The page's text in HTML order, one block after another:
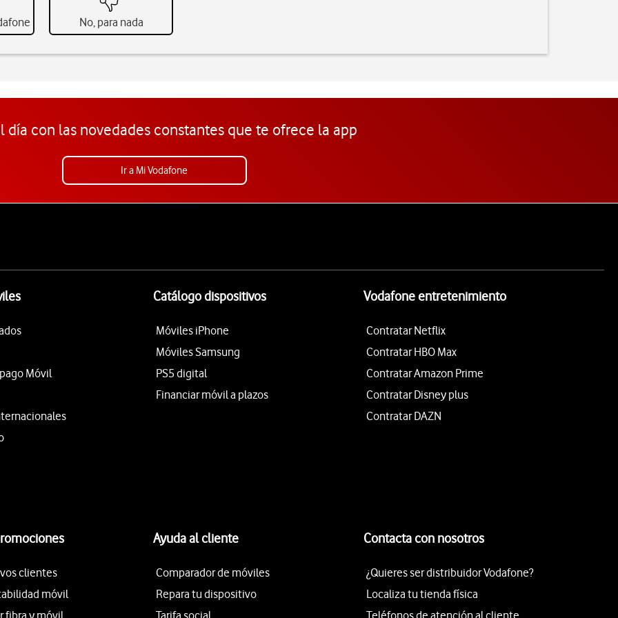
No, para nada
día con las novedades constantes que te ofrece la app
Ir a Mi Vodafone
Móvil
Catálogo dispositivos
Móviles iPhone
Móviles Samsung
PS5 digital
Financiar móvil a plazos
Vodafone entretenimiento
Contratar Netflix
Contratar HBO Max
Contratar Amazon Prime
Contratar Disney plus
Contratar DAZN
clientes
móvil
fibra y móvil
Ayuda al cliente
Comparador de móviles
Repara tu dispositivo
Tarifa social
Contacta con nosotros
¿Quieres ser distribuidor Vodafone?
Localiza tu tienda física
Teléfonos de atención al cliente